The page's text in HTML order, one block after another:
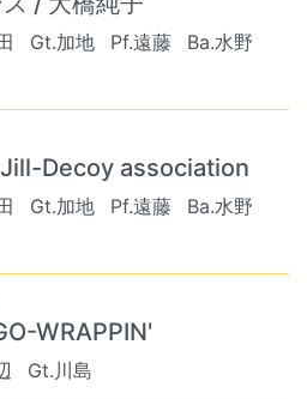
Gt.加地 Pf.遠藤
Ba.水野
Jill-Decoy association
Gt.加地 Pf.遠藤
Ba.水野
WRAPPIN'
Gt.川島